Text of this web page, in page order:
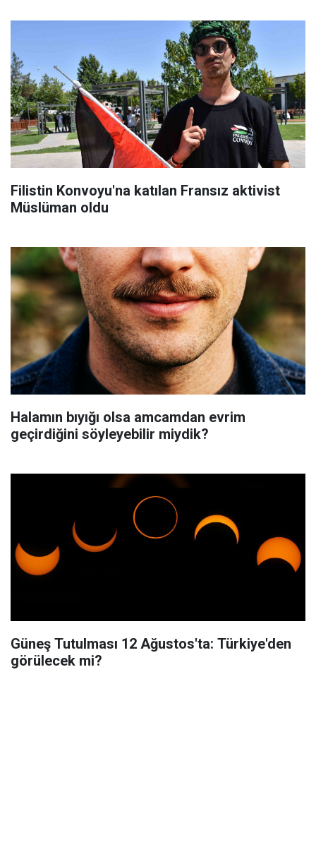
Filistin Konvoyu'na katılan Fransız aktivist
Müslüman oldu
Halamın bıyığı olsa amcamdan evrim
geçirdiğini söyleyebilir miydik?
Güneş Tutulması 12 Ağustos'ta: Türkiye'den
görülecek mi?